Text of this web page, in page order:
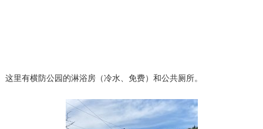
这里有横防公园的淋浴房（冷水、免费）和公共厕所。